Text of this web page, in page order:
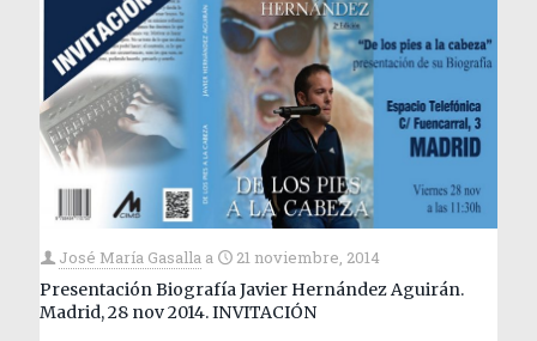
José María Gasalla a
21 noviembre, 2014
Presentación Biografía Javier Hernández Aguirán.
Madrid, 28 nov 2014. INVITACIÓN